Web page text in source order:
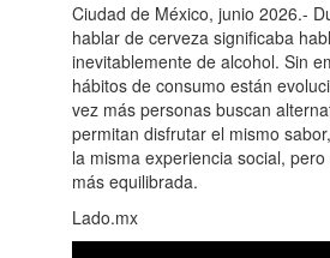
Ciudad de México, junio 2026.-
hablar de cerveza significaba
inevitablemente de alcohol. Sin
hábitos de consumo están
vez más personas buscan
permitan disfrutar el mismo
la misma experiencia social,
más equilibrada.
Lado.mx